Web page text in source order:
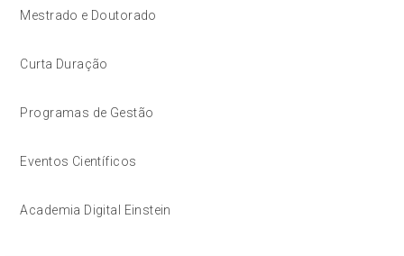
Mestrado e Doutorado
Curta Duração
Programas de Gestão
Eventos Científicos
Academia Digital Einstein